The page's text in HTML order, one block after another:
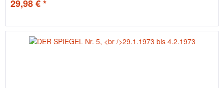
29,98 € *